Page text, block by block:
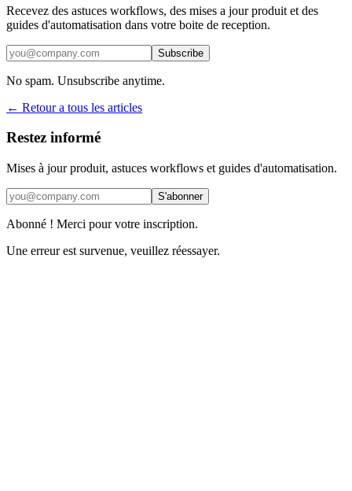
Recevez des astuces workflows, des mises a jour produit et des
guides d'automatisation dans votre boite de reception.
Subscribe
No spam. Unsubscribe anytime.
← Retour a tous les articles
Restez informé
Mises à jour produit, astuces workflows et guides d'automatisation.
S'abonner
Abonné ! Merci pour votre inscription.
Une erreur est survenue, veuillez réessayer.